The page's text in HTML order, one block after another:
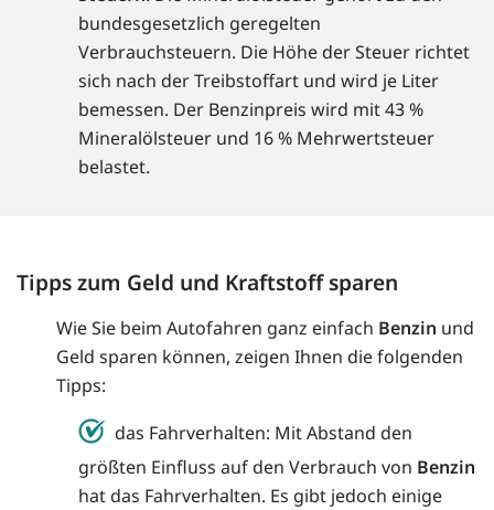
bundesgesetzlich geregelten
Verbrauchsteuern. Die Höhe der Steuer richtet
sich nach der Treibstoffart und wird je Liter
bemessen. Der Benzinpreis wird mit 43 %
Mineralölsteuer und 16 % Mehrwertsteuer
belastet.
Tipps zum Geld und Kraftstoff sparen
Wie Sie beim Autofahren ganz einfach Benzin und
Geld sparen können, zeigen Ihnen die folgenden
Tipps:
das Fahrverhalten: Mit Abstand den
größten Einfluss auf den Verbrauch von Benzin
hat das Fahrverhalten. Es gibt jedoch einige